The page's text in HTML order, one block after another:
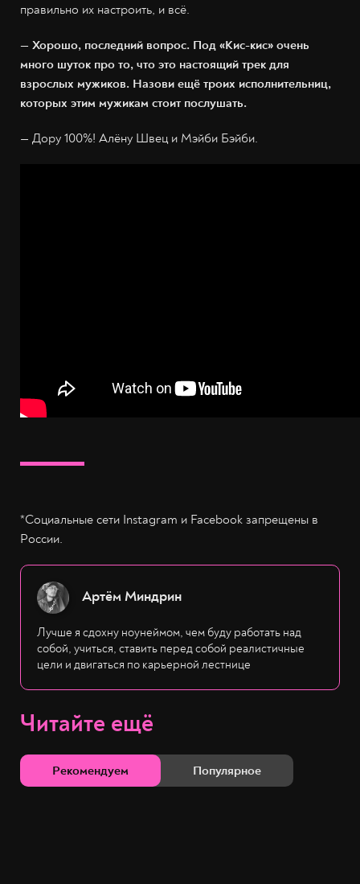
правильно их настроить, и всё.
— Хорошо, последний вопрос. Под «Кис-кис» очень
много шуток про то, что это настоящий трек для
взрослых мужиков. Назови ещё троих исполнительниц,
которых этим мужикам стоит послушать.
— Дору 100%! Алёну Швец и Мэйби Бэйби.
*Социальные сети Instagram и Facebook запрещены в
России.
Артём Миндрин
Лучше я сдохну ноунеймом, чем буду работать над
собой, учиться, ставить перед собой реалистичные
цели и двигаться по карьерной лестнице
Читайте ещё
Рекомендуем Популярное